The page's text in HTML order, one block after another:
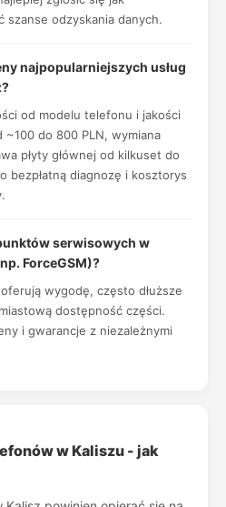
szanse odzyskania danych.
najpopularniejszych usług
od modelu telefonu i jakości
do 800 PLN, wymiana
płyty głównej od kilkuset do
bezpłatną diagnozę i kosztorys
serwisowych w
ForceGSM)?
wygodę, często dłuższe
dostępność części.
i gwarancje z niezależnymi
w Kaliszu - jak